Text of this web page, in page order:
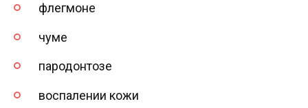
флегмоне
чуме
пародонтозе
воспалении кожи